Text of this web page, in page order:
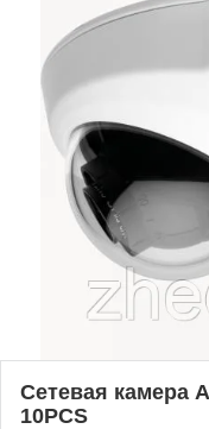
Сетевая камера
10PCS